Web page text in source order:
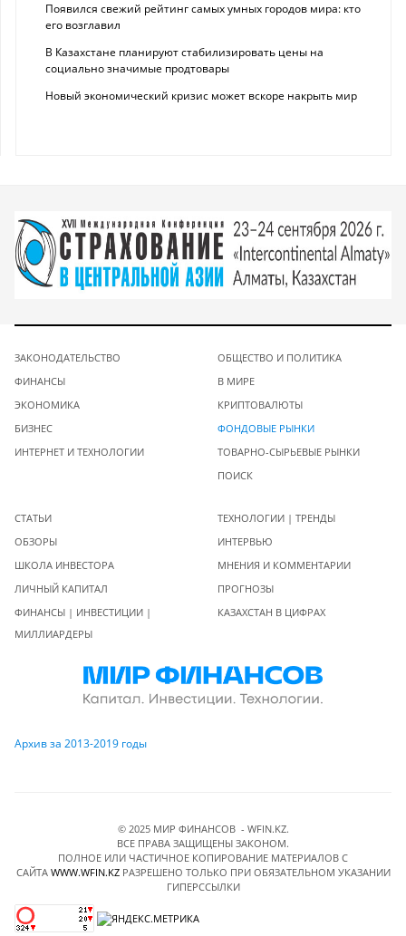
Появился свежий рейтинг самых умных городов мира: кто
его возглавил
В Казахстане планируют стабилизировать цены на
социально значимые продтовары
Новый экономический кризис может вскоре накрыть мир
ЗАКОНОДАТЕЛЬСТВО
ФИНАНСЫ
ЭКОНОМИКА
БИЗНЕС
ИНТЕРНЕТ И ТЕХНОЛОГИИ
ОБЩЕСТВО И ПОЛИТИКА
В МИРЕ
КРИПТОВАЛЮТЫ
ФОНДОВЫЕ РЫНКИ
ТОВАРНО-СЫРЬЕВЫЕ РЫНКИ
ПОИСК
СТАТЬИ
ОБЗОРЫ
ШКОЛА ИНВЕСТОРА
ЛИЧНЫЙ КАПИТАЛ
ФИНАНСЫ | ИНВЕСТИЦИИ |
МИЛЛИАРДЕРЫ
ТЕХНОЛОГИИ | ТРЕНДЫ
ИНТЕРВЬЮ
МНЕНИЯ И КОММЕНТАРИИ
ПРОГНОЗЫ
КАЗАХСТАН В ЦИФРАХ
Архив за 2013-2019 годы
© 2025 МИР ФИНАНСОВ - WFIN.KZ.
ВСЕ ПРАВА ЗАЩИЩЕНЫ ЗАКОНОМ.
ПОЛНОЕ ИЛИ ЧАСТИЧНОЕ КОПИРОВАНИЕ МАТЕРИАЛОВ C
САЙТА WWW.WFIN.KZРАЗРЕШЕНО ТОЛЬКО ПРИ ОБЯЗАТЕЛЬНОМ УКАЗАНИИ
ГИПЕРССЫЛКИ